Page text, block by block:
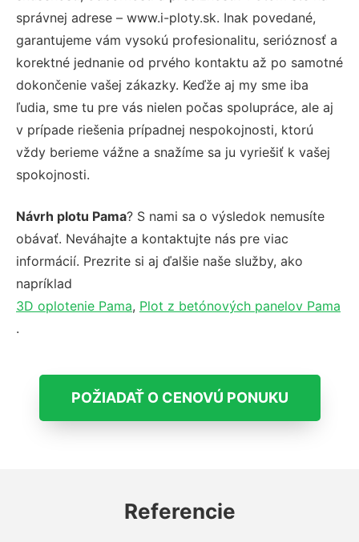
správnej adrese – www.i-ploty.sk. Inak povedané,
garantujeme vám vysokú profesionalitu, serióznosť a
korektné jednanie od prvého kontaktu až po samotné
dokončenie vašej zákazky. Keďže aj my sme iba
ľudia, sme tu pre vás nielen počas spolupráce, ale aj
v prípade riešenia prípadnej nespokojnosti, ktorú
vždy berieme vážne a snažíme sa ju vyriešiť k vašej
spokojnosti.
Návrh plotu Pama? S nami sa o výsledok nemusíte
obávať. Neváhajte a kontaktujte nás pre viac
informácií. Prezrite si aj ďalšie naše služby, ako
napríklad
3D oplotenie Pama, Plot z betónových panelov Pama
.
POŽIADAŤ O CENOVÚ PONUKU
Referencie